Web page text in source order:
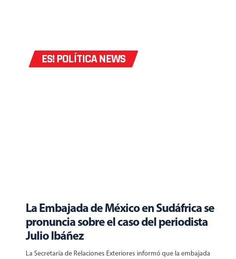
ES! POLÍTICA NEWS
La Embajada de México en Sudáfrica se
pronuncia sobre el caso del periodista
Julio Ibáñez
La Secretaría de Relaciones Exteriores informó que la embajada